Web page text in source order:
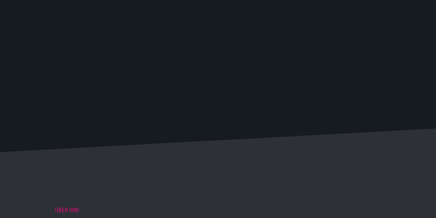
ÜBER UNS